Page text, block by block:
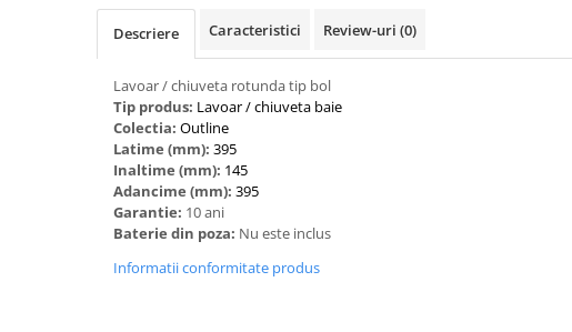
Descriere Caracteristici Review-uri (0)
Lavoar / chiuveta rotunda tip bol
Tip produs: ‎Lavoar / chiuveta baie
Colectia: Outline
Latime (mm): 395
Inaltime (mm): 145
Adancime (mm): 395
Garantie: 10 ani
Baterie din poza: Nu este inclus
Informatii conformitate produs